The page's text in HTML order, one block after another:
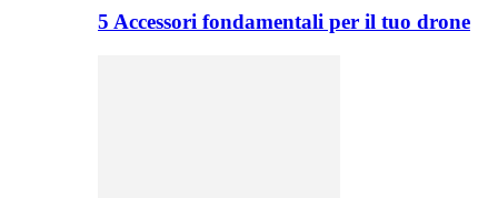
5 Accessori fondamentali per il tuo drone